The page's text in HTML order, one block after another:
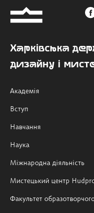
Харківська
дизайну і
Академія
Вступ
Навчання
Наука
Міжнародна діяльність
Мистецький центр
Факультет